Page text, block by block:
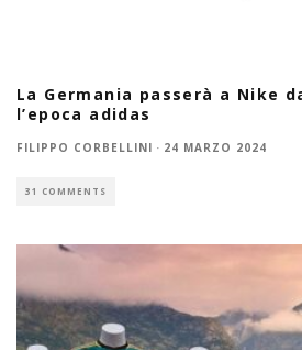
La Germania passerà a Nike
l’epoca adidas
FILIPPO CORBELLINI · 24 MARZO 2024
31 COMMENTS